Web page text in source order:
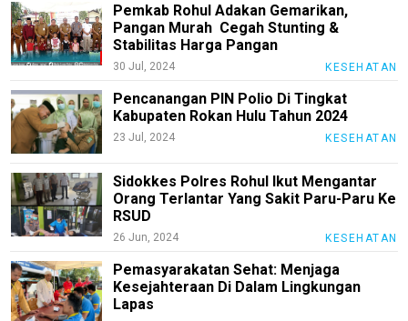
Pemkab Rohul Adakan Gemarikan,
Pangan Murah Cegah Stunting &
Stabilitas Harga Pangan
30 Jul, 2024 KESEHATAN
Pencanangan PIN Polio Di Tingkat
Kabupaten Rokan Hulu Tahun 2024
23 Jul, 2024 KESEHATAN
Sidokkes Polres Rohul Ikut Mengantar
Orang Terlantar Yang Sakit Paru-Paru Ke
RSUD
26 Jun, 2024 KESEHATAN
Pemasyarakatan Sehat: Menjaga
Kesejahteraan Di Dalam Lingkungan
Lapas
Kesehatan
Agama
Hukum/Kriminal
Politik
Pertanian
W